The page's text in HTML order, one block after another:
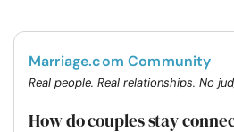
Marriage.com Community
Real people. Real relationships. No
How do couples stay